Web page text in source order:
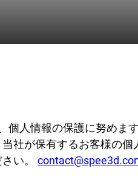
ブログ
ケーススタディ
SPEE3クラフト
パート・アセスメ
人情報の保護に努めま
社が保有するお客様の
い。